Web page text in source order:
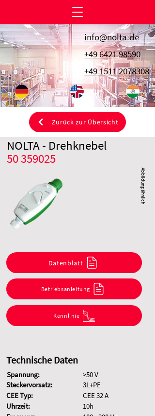
info@nolta.de
+49 6421 98590
+49 1511 2078308
Zurück zur Übersicht
50 359025
NOLTA - Drehknebel
Abbildung ähnlich
Datenblatt
Betriebsanleitung
Kennlinie
Technische Daten
Spannung:
Steckervorsatz:
CEE Typ:
Uhrzeit:
>50 V
3L+PE
CEE 32 A
10h